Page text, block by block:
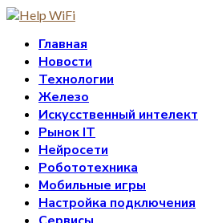
Главная
Новости
Технологии
Железо
Искусственный интелект
Рынок IT
Нейросети
Робототехника
Мобильные игры
Настройка подключения